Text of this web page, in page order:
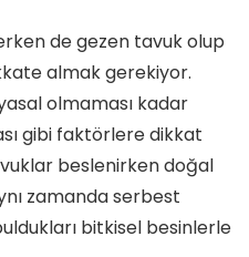
de gezen tavuk olup
almak gerekiyor.
olmaması kadar
gibi faktörlere dikkat
beslenirken doğal
zamanda serbest
bitkisel besinlerle